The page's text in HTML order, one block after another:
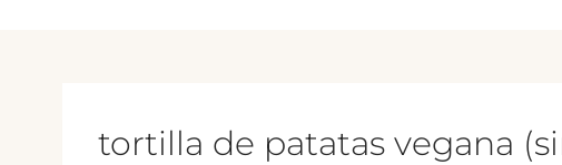
tortilla de patatas vegana